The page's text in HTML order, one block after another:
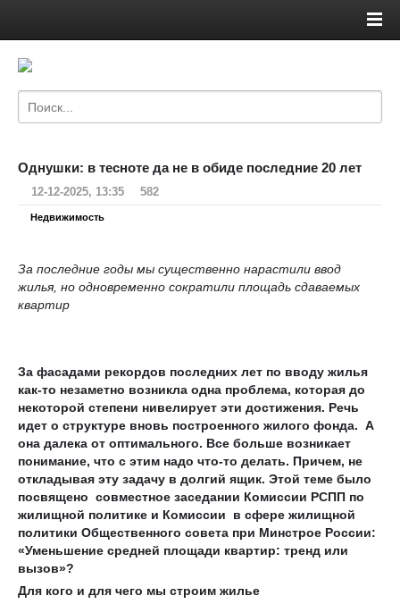
Однушки: в тесноте да не в обиде последние 20 лет
12-12-2025, 13:35 582
Недвижимость
За последние годы мы существенно нарастили ввод
жилья, но одновременно сократили площадь сдаваемых
квартир
За фасадами рекордов последних лет по вводу жилья
как-то незаметно возникла одна проблема, которая до
некоторой степени нивелирует эти достижения. Речь
идет о структуре вновь построенного жилого фонда. А
она далека от оптимального. Все больше возникает
понимание, что с этим надо что-то делать. Причем, не
откладывая эту задачу в долгий ящик. Этой теме было
посвящено совместное заседании Комиссии РСПП по
жилищной политике и Комиссии в сфере жилищной
политики Общественного совета при Минстрое России:
«Уменьшение средней площади квартир: тренд или
вызов»?
Для кого и для чего мы строим жилье